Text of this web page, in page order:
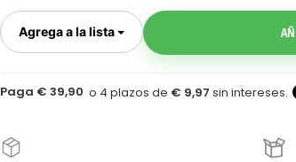
Agrega a la lista Toggle Dropdown
Paga € 39,90